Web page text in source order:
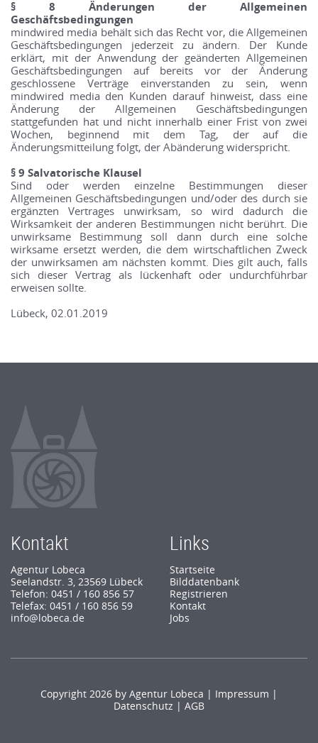
§ 8 Änderungen der Allgemeinen
Geschäftsbedingungen
mindwired media behält sich das Recht vor, die Allgemeinen
Geschäftsbedingungen jederzeit zu ändern. Der Kunde
erklärt, mit der Anwendung der geänderten Allgemeinen
Geschäftsbedingungen auf bereits vor der Änderung
geschlossene Verträge einverstanden zu sein, wenn
mindwired media den Kunden darauf hinweist, dass eine
Änderung der Allgemeinen Geschäftsbedingungen
stattgefunden hat und nicht innerhalb einer Frist von zwei
Wochen, beginnend mit dem Tag, der auf die
Änderungsmitteilung folgt, der Abänderung widerspricht.
§ 9 Salvatorische Klausel
Sind oder werden einzelne Bestimmungen dieser
Allgemeinen Geschäftsbedingungen und/oder des durch sie
ergänzten Vertrages unwirksam, so wird dadurch die
Wirksamkeit der anderen Bestimmungen nicht berührt. Die
unwirksame Bestimmung soll dann durch eine solche
wirksame ersetzt werden, die dem wirtschaftlichen Zweck
der unwirksamen am nächsten kommt. Dies gilt auch, falls
sich dieser Vertrag als lückenhaft oder undurchführbar
erweisen sollte.
Lübeck, 02.01.2019
Kontakt
Agentur Lobeca
Seelandstr. 3, 23569 Lübeck
Telefon: 0451 / 160 856 57
Telefax: 0451 / 160 856 59
info@lobeca.de
Links
Startseite
Bilddatenbank
Registrieren
Kontakt
Jobs
Copyright 2026 by Agentur Lobeca | Impressum
Datenschutz
AGB